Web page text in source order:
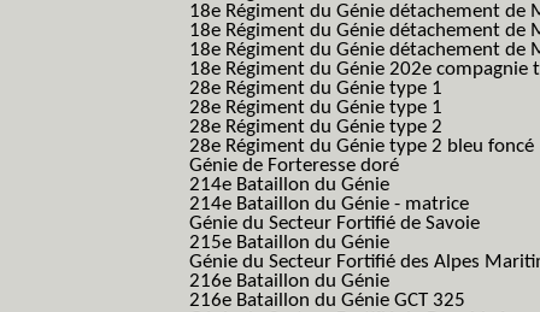
18e Régiment du Génie détachement de
18e Régiment du Génie détachement de
18e Régiment du Génie détachement de
18e Régiment du Génie 202e compagnie
28e Régiment du Génie type 1
28e Régiment du Génie type 1
28e Régiment du Génie type 2
28e Régiment du Génie type 2 bleu foncé
Génie de Forteresse doré
214e Bataillon du Génie
214e Bataillon du Génie - matrice
Génie du Secteur Fortifié de Savoie
215e Bataillon du Génie
Génie du Secteur Fortifié des Alpes
216e Bataillon du Génie
216e Bataillon du Génie GCT 325